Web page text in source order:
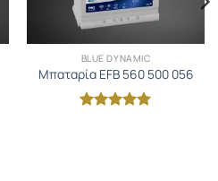
BLUE DYNAMIC
Μπαταρία EFB 560 500 056